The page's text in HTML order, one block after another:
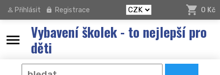
Přihlásit Registrace 0 Kč
menu
Vybavení školek - to nejlepší pro
děti